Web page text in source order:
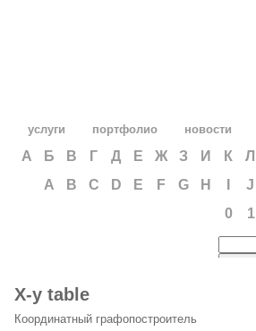
услуги портфолио новости
А Б В Г Д Е Ж З И К Л
A
B C D E F G H J
0
1
X-y table
Координатный графопостроитель